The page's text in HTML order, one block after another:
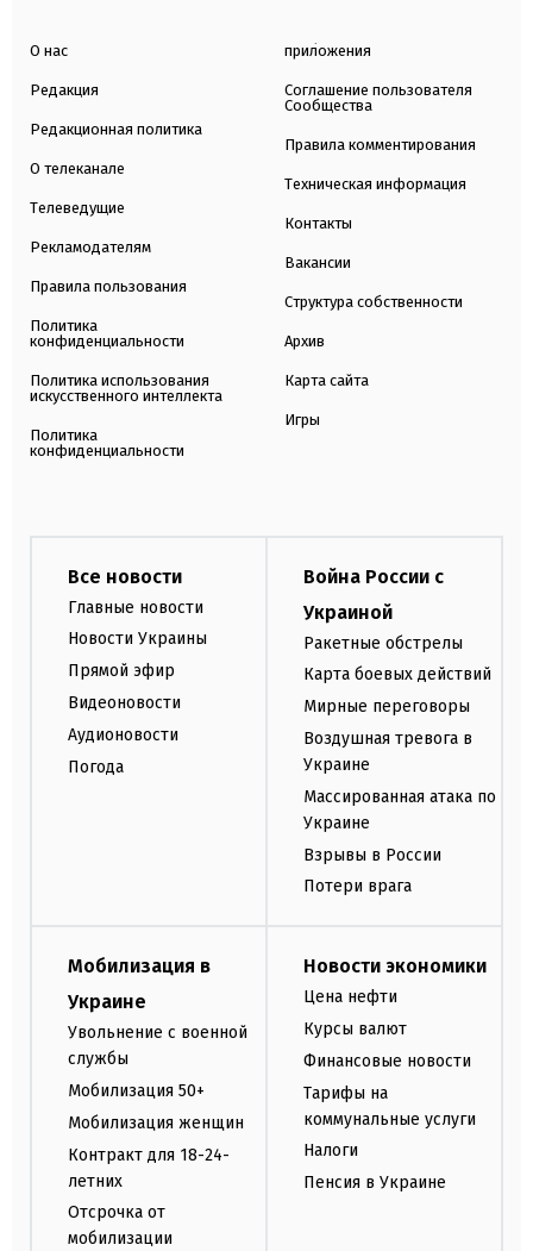
О нас
Редакция
Редакционная политика
О телеканале
Телеведущие
Рекламодателям
Правила пользования
Политика
конфиденциальности
Политика использования
искусственного интеллекта
Политика
конфиденциальности
приложения
Соглашение пользователя
Сообщества
Правила комментирования
Техническая информация
Контакты
Вакансии
Структура собственности
Архив
Карта сайта
Игры
Все новости
Главные новости
Новости Украины
Прямой эфир
Видеоновости
Аудионовости
Погода
Война России с
Украиной
Ракетные обстрелы
Карта боевых действий
Мирные переговоры
Воздушная тревога в
Украине
Массированная атака по
Украине
Взрывы в России
Потери врага
Мобилизация в
Украине
Увольнение с военной
службы
Мобилизация 50+
Мобилизация женщин
Контракт для 18-24-
летних
Отсрочка от
мобилизации
Новости экономики
Цена нефти
Курсы валют
Финансовые новости
Тарифы на
коммунальные услуги
Налоги
Пенсия в Украине